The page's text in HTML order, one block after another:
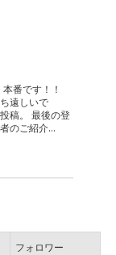
番です！！
遠しいで
稿。 最後の登
のご紹介...
フォロワー